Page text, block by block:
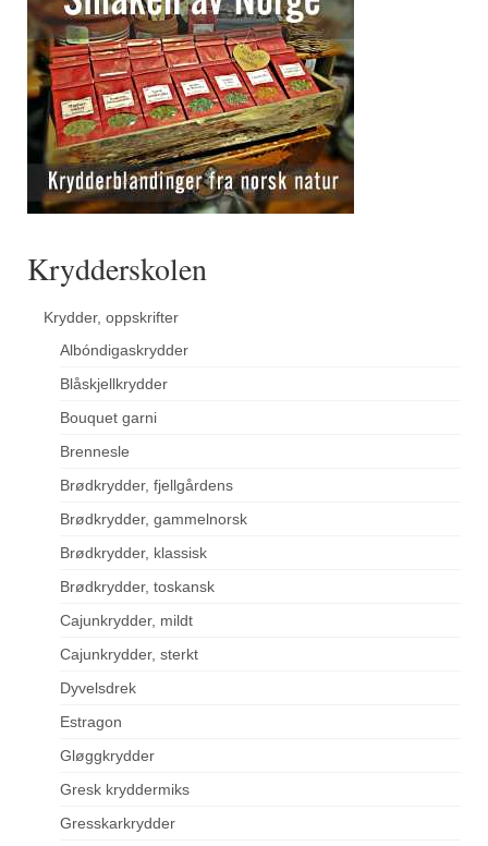
Krydderskolen
Krydder, oppskrifter
Albóndigaskrydder
Blåskjellkrydder
Bouquet garni
Brennesle
Brødkrydder, fjellgårdens
Brødkrydder, gammelnorsk
Brødkrydder, klassisk
Brødkrydder, toskansk
Cajunkrydder, mildt
Cajunkrydder, sterkt
Dyvelsdrek
Estragon
Gløggkrydder
Gresk kryddermiks
Gresskarkrydder